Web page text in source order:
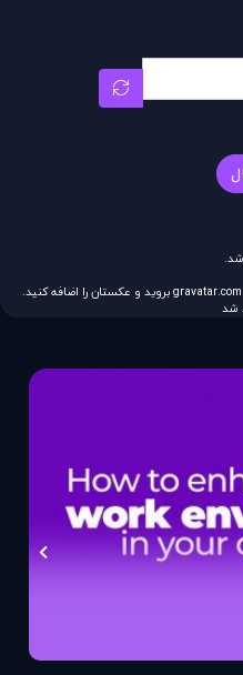
gravatar.comبروید و عکستان را اضافه کنید.
شد